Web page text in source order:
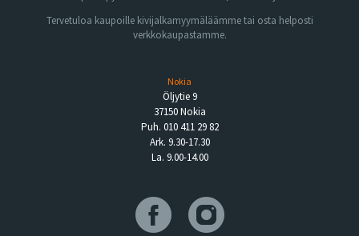
Tervetuloa kaupoille kivijalkamyymäläämme tai osta helposti
verkkokaupastamme.
Nokia
Öljytie 9
37150 Nokia
Puh. 010 411 29 82
Ark. 9.30-17.30
La. 9.00-14.00